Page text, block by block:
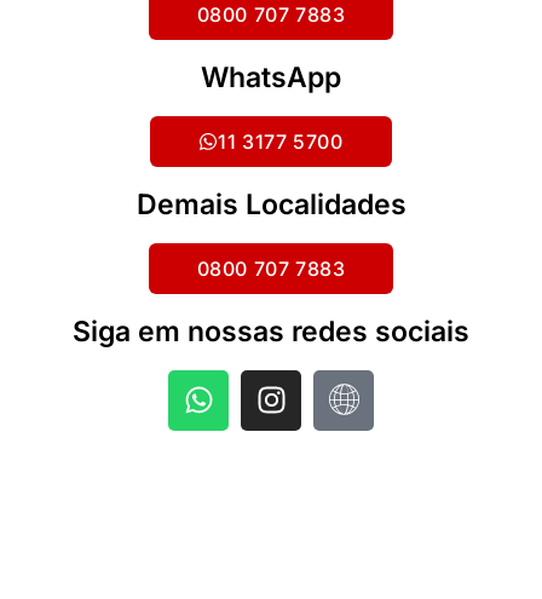
0800 707 7883
WhatsApp
11 3177 5700
Demais Localidades
0800 707 7883
Siga em nossas redes sociais